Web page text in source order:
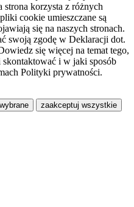
korzysta z różnych
cookie umieszczane są
się na naszych stronach.
swoją zgodę w Deklaracji dot.
się więcej na temat tego,
skontaktować i w jaki sposób
Polityki prywatności.
zaakceptuj wszystkie